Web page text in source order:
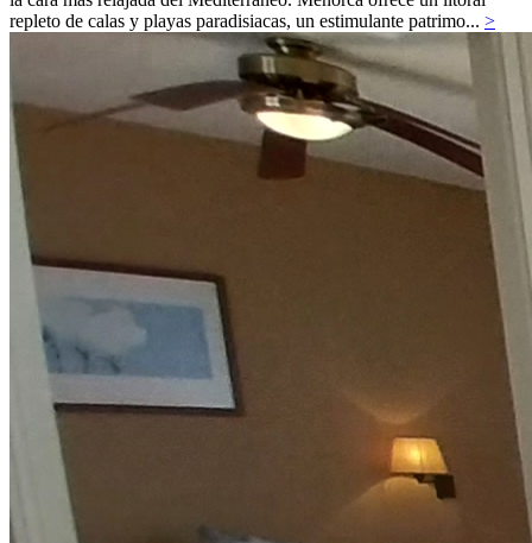
repleto de calas y playas paradisiacas, un estimulante patrimo... >